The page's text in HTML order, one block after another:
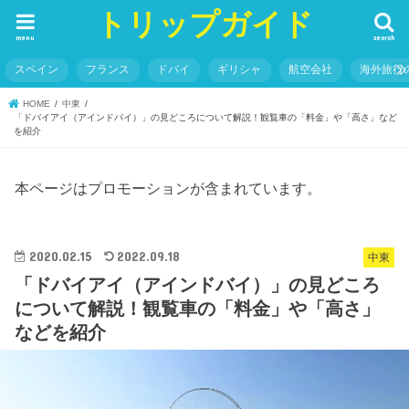
トリップガイド search
menu
スペイン フランス ドバイ ギリシャ 航空会社 海外旅行
HOME
中東
「ドバイアイ（アインドバイ）」の見どころについて解説！観覧車の「料金」や「高さ」など
を紹介
本ページはプロモーションが含まれています。
中東
2020.02.15 2022.09.18
「ドバイアイ（アインドバイ）」の見どころ
について解説！観覧車の「料金」や「高さ」
などを紹介